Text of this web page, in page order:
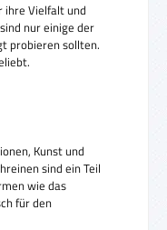
ihre Vielfalt und
nur einige der
probieren sollten.
Kunst und
sind ein Teil
wie das
für den